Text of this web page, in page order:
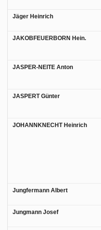
Jäger Heinrich
JAKOBFEUERBORN Hein.
JASPER-NEITE Anton
JASPERT Günter
JOHANNKNECHT Heinrich
Jungfermann Albert
Jungmann Josef